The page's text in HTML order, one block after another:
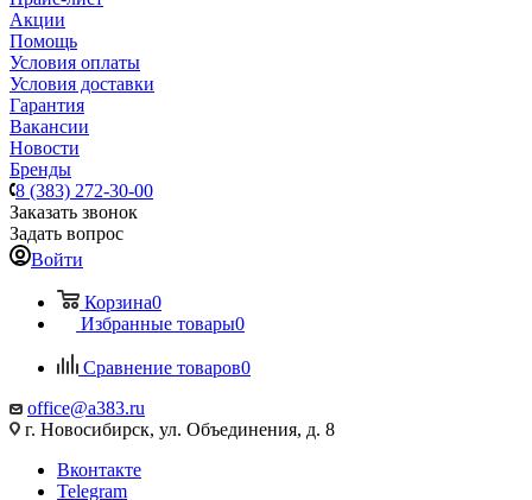
Акции
Помощь
Условия оплаты
Условия доставки
Гарантия
Вакансии
Новости
Бренды
8 (383) 272-30-00
Заказать звонок
Задать вопрос
Войти
Корзина0
Избранные товары0
Сравнение товаров0
office@a383.ru
г. Новосибирск, ул. Объединения, д. 8
Вконтакте
Telegram